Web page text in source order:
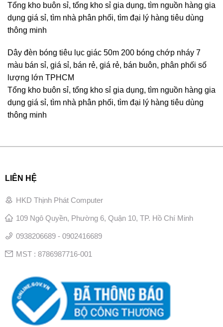
Tổng kho buôn sỉ, tổng kho sỉ gia dụng, tìm nguồn hàng gia
dụng giá sỉ, tìm nhà phân phối, tìm đại lý hàng tiêu dùng
thông minh
Dây đèn bóng tiêu lục giác 50m 200 bóng chớp nháy 7
màu bán sỉ, giá sỉ, bán rẻ, giá rẻ, bán buôn, phân phối số
lượng lớn TPHCM
Tổng kho buôn sỉ, tổng kho sỉ gia dụng, tìm nguồn hàng gia
dụng giá sỉ, tìm nhà phân phối, tìm đại lý hàng tiêu dùng
thông minh
LIÊN HỆ
HKD Thịnh Phát Computer
109 Ngô Quyền, Phường 6, Quận 10, TP. Hồ Chí Minh
0938206689 - 0902416689
MST : 8786987716-001